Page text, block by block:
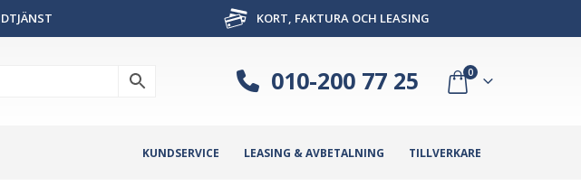
KORT, FAKTURA OCH LEASING
010-200 77 25 0
KUNDSERVICE LEASING & AVBETALNING TILLVERKARE